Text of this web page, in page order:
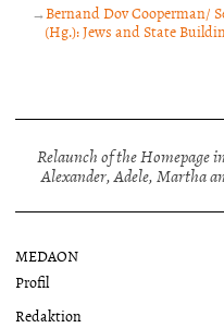
Bernand Dov Cooperman/
(Hg.): Jews and State
Relaunch of the Homepage
Alexander, Adele, Martha
MEDAON
Profil
Redaktion